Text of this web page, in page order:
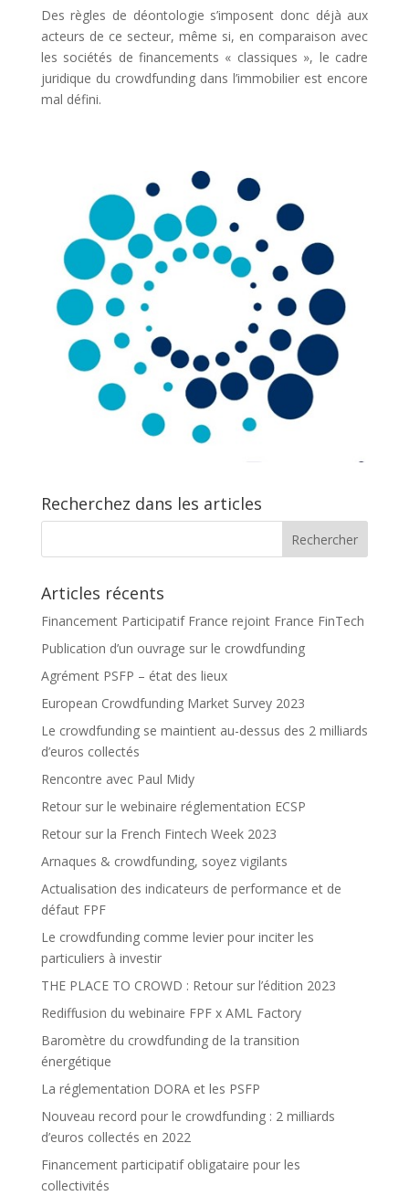
Des règles de déontologie s’imposent donc déjà aux
acteurs de ce secteur, même si, en comparaison avec
les sociétés de financements « classiques », le cadre
juridique du crowdfunding dans l’immobilier est encore
mal défini.
Recherchez dans les articles
Articles récents
Financement Participatif France rejoint France FinTech
Publication d’un ouvrage sur le crowdfunding
Agrément PSFP – état des lieux
European Crowdfunding Market Survey 2023
Le crowdfunding se maintient au-dessus des 2 milliards
d’euros collectés
Rencontre avec Paul Midy
Retour sur le webinaire réglementation ECSP
Retour sur la French Fintech Week 2023
Arnaques & crowdfunding, soyez vigilants
Actualisation des indicateurs de performance et de
défaut FPF
Le crowdfunding comme levier pour inciter les
particuliers à investir
THE PLACE TO CROWD : Retour sur l’édition 2023
Rediffusion du webinaire FPF x AML Factory
Baromètre du crowdfunding de la transition
énergétique
La réglementation DORA et les PSFP
Nouveau record pour le crowdfunding : 2 milliards
d’euros collectés en 2022
Financement participatif obligataire pour les
collectivités